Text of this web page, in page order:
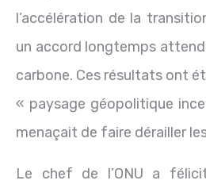
l’accélération de la
un accord longtemps
carbone. Ces résultats ont
« paysage géopolitique
menaçait de faire dérailler
Le chef de l’ONU a